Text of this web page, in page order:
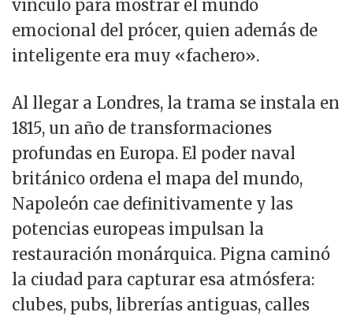
vínculo para mostrar el mundo
emocional del prócer, quien además de
inteligente era muy «fachero».
Al llegar a Londres, la trama se instala en
1815, un año de transformaciones
profundas en Europa. El poder naval
británico ordena el mapa del mundo,
Napoleón cae definitivamente y las
potencias europeas impulsan la
restauración monárquica. Pigna caminó
la ciudad para capturar esa atmósfera:
clubes, pubs, librerías antiguas, calles